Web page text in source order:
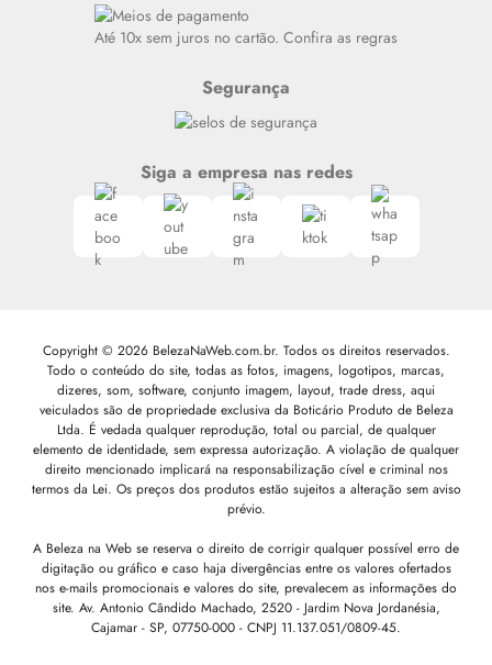
Siga nosso canal no Whatsapp
Até 10x sem juros no cartão. Confira as regras
Segurança
Siga a empresa nas redes
Copyright © 2026 BelezaNaWeb.com.br. Todos os direitos reservados.
Todo o conteúdo do site, todas as fotos, imagens, logotipos, marcas,
dizeres, som, software, conjunto imagem, layout, trade dress, aqui
veiculados são de propriedade exclusiva da Boticário Produto de Beleza
Ltda. É vedada qualquer reprodução, total ou parcial, de qualquer
elemento de identidade, sem expressa autorização. A violação de qualquer
direito mencionado implicará na responsabilização cível e criminal nos
termos da Lei. Os preços dos produtos estão sujeitos a alteração sem aviso
prévio.
A Beleza na Web se reserva o direito de corrigir qualquer possível erro de
digitação ou gráfico e caso haja divergências entre os valores ofertados
nos e-mails promocionais e valores do site, prevalecem as informações do
site. Av. Antonio Cândido Machado, 2520 - Jardim Nova Jordanésia,
Cajamar - SP, 07750-000 - CNPJ 11.137.051/0809-45.